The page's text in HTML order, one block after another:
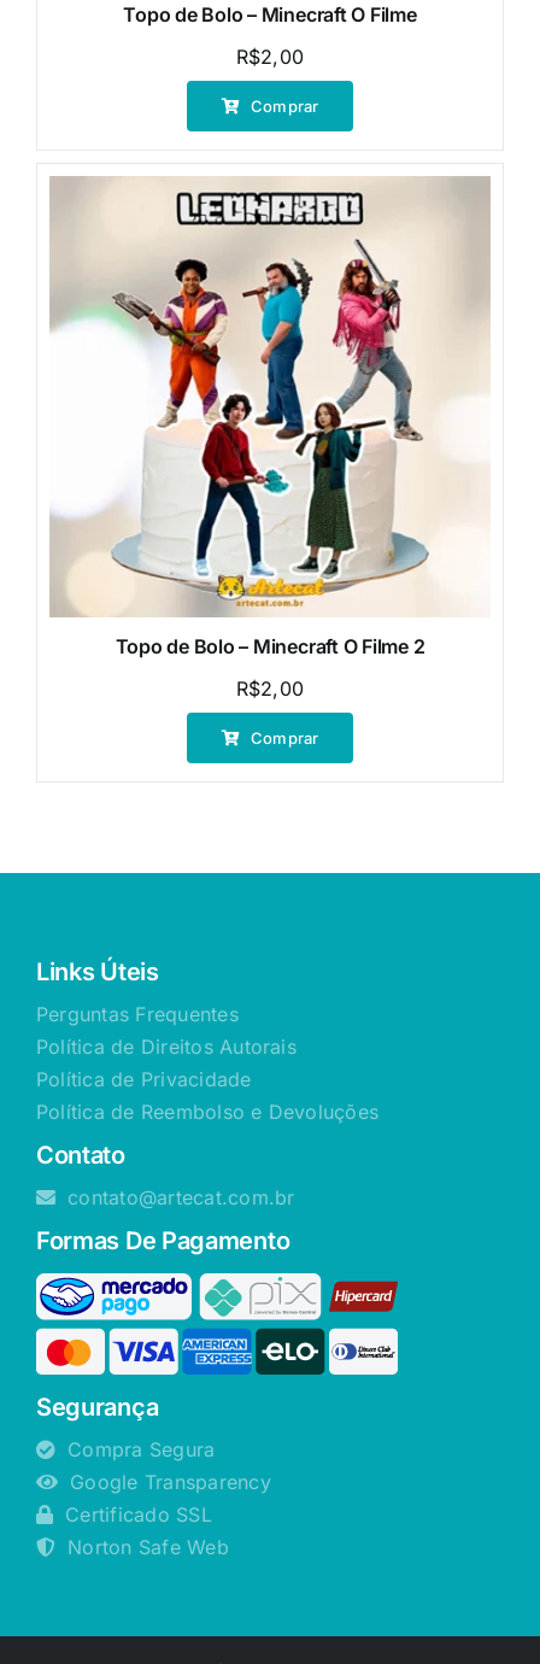
Topo de Bolo – Minecraft O Filme
R$2,00
Comprar
Topo de Bolo – Minecraft O Filme 2
R$2,00
Comprar
Links Úteis
Perguntas Frequentes
Política de Direitos Autorais
Política de Privacidade
Política de Reembolso e Devoluções
Contato
contato@artecat.com.br
Formas De Pagamento
Segurança
Compra Segura
Google Transparency
Certificado SSL
Norton Safe Web